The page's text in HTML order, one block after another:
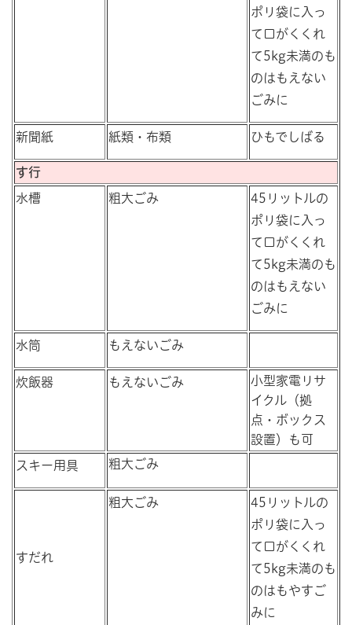
ポリ袋に入っ
て口がくくれ
て5kg未満のも
のはもえない
ごみに
新聞紙 紙類・布類 ひもでしばる
す行
水槽 粗大ごみ
45リットルの
ポリ袋に入っ
て口がくくれ
て5kg未満のも
のはもえない
ごみに
水筒 もえないごみ
炊飯器 もえないごみ
小型家電リサ
イクル（拠
点・ボックス
設置）も可
スキー用具 粗大ごみ
すだれ
粗大ごみ
45リットルの
ポリ袋に入っ
て口がくくれ
て5kg未満のも
のはもやすご
みに